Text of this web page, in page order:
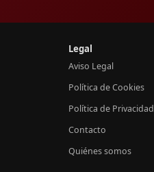
Legal
Aviso Legal
Política de Cookies
Política de Privacidad
Contacto
Quiénes somos